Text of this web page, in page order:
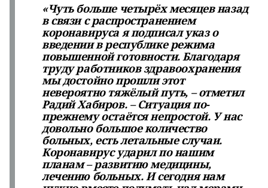
«Чуть больше четырёх месяцев назад
в связи с распространением
коронавируса я подписал указ о
введении в республике режима
повышенной готовности. Благодаря
труду работников здравоохранения
мы достойно прошли этот
невероятно тяжёлый путь, – отметил
Радий Хабиров. – Ситуация по-
прежнему остаётся непростой. У нас
довольно большое количество
больных, есть летальные случаи.
Коронавирус ударил по нашим
планам – развитию медицины,
лечению больных. И сегодня нам